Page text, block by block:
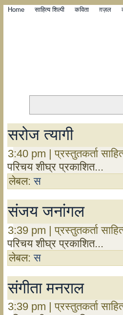
Home साहित्य शिल्पी कविता ग़ज़ल
सरोज त्यागी
3:40 pm | प्रस्तुतकर्ता
परिचय शीघ्र प्रकाशित...
लेबल:स
संजय जनांगल
3:39 pm | प्रस्तुतकर्ता
परिचय शीघ्र प्रकाशित...
लेबल:स
संगीता मनराल
3:39 pm | प्रस्तुतकर्ता